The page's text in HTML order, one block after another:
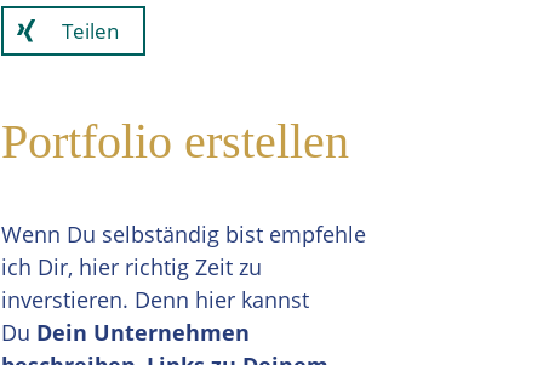
Teilen
Portfolio erstellen
Wenn Du selbständig bist empfehle
ich Dir, hier richtig Zeit zu
inverstieren. Denn hier kannst
Du Dein Unternehmen